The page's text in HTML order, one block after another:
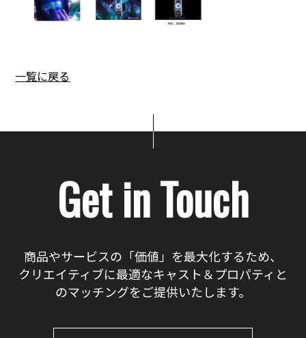
一覧に戻る
Get in Touch
商品やサービスの「価値」を最大化するため、
クリエイティブに最適なキャスト＆プロパティと
のマッチングをご提供いたします。